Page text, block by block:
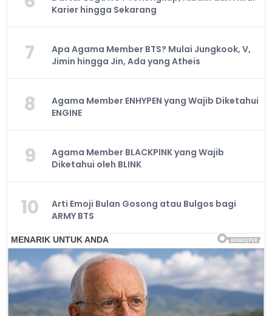
Karier hingga Sekarang
7
Apa Agama Member BTS? Mulai Jungkook, V,
Jimin hingga Jin, Ada yang Atheis
8
Agama Member ENHYPEN yang Wajib Diketahui
ENGINE
9
Agama Member BLACKPINK yang Wajib
Diketahui oleh BLINK
10
Arti Emoji Bulan Gosong atau Bulgos bagi
ARMY BTS